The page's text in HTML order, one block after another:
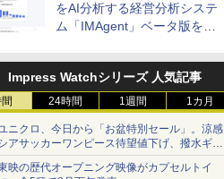
をAI分析する経営分析システ
ム「IMAgent」ベータ版を提
Impress Watchシリーズ 人気記事
24時間 1週間 1カ月
ニクロ、今日から「お盆特別セール」。涼感
アサッカーワンピース待望値下げ、撥水ギア
ョーツは1990円に
映の歴代オープニング映像がカプセルトイ